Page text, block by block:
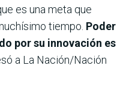
es una meta que
tiempo. Poder
por su innovación es
a La Nación/Nación